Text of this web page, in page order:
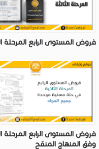
فروض المستوى الرابع المرحلة
فروض المستوى الرابع المرحلة
وفق المنهاج المنقح